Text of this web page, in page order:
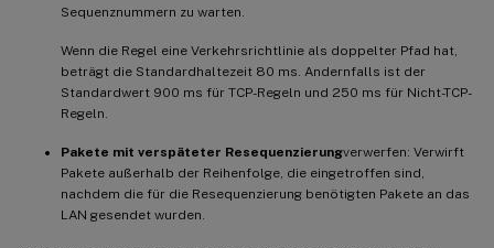
Sequenznummern zu warten.
Wenn die Regel eine Verkehrsrichtlinie als doppelter Pfad hat,
beträgt die Standardhaltezeit 80 ms. Andernfalls ist der
Standardwert 900 ms für TCP-Regeln und 250 ms für Nicht-TCP-
Regeln.
Pakete mit verspäteter Resequenzierungverwerfen: Verwirft
Pakete außerhalb der Reihenfolge, die eingetroffen sind,
nachdem die für die Resequenzierung benötigten Pakete an das
LAN gesendet wurden.